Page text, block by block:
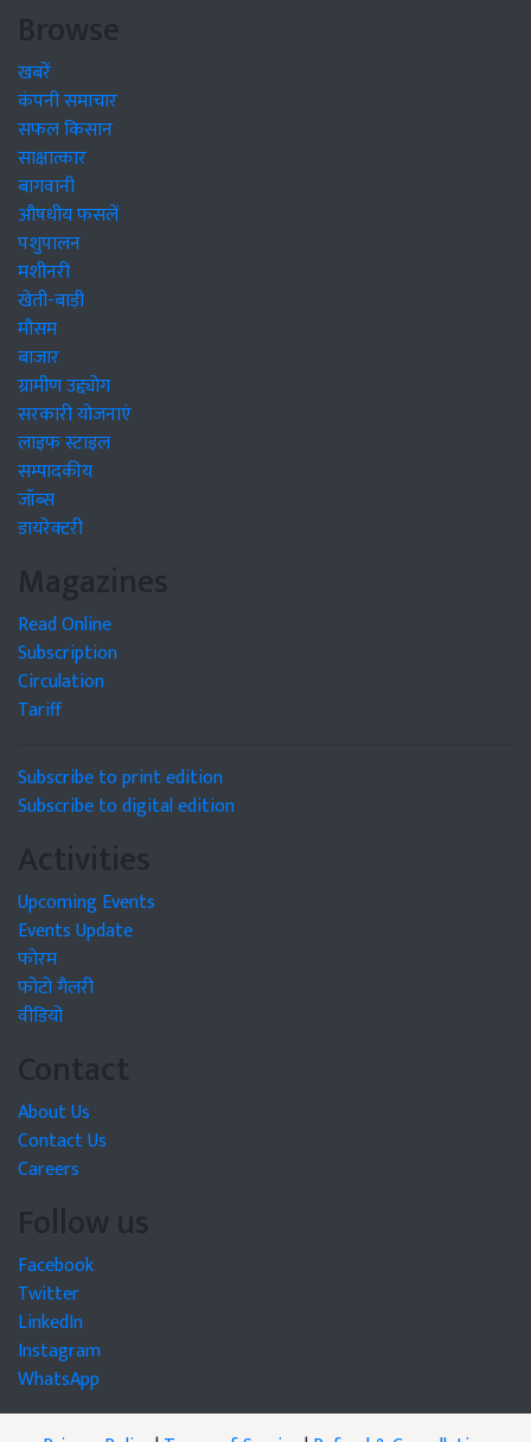
Browse
खबरें
कंपनी समाचार
सफल किसान
साक्षात्कार
बागवानी
औषधीय फसलें
पशुपालन
मशीनरी
खेती-बाड़ी
मौसम
बाजार
ग्रामीण उद्द्योग
सरकारी योजनाएं
लाइफ स्टाइल
सम्पादकीय
जॉब्स
डायरेक्टरी
Magazines
Read Online
Subscription
Circulation
Tariff
Subscribe to print edition
Subscribe to digital edition
Activities
Upcoming Events
Events Update
फोरम
फोटो गैलरी
वीडियो
Contact
About Us
Contact Us
Careers
Follow us
Facebook
Twitter
LinkedIn
Instagram
WhatsApp